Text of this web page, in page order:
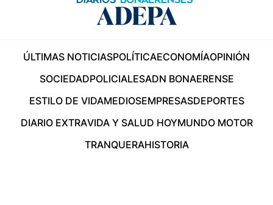
ÚLTIMAS NOTICIASPOLÍTICAECONOMÍAOPINIÓN
SOCIEDADPOLICIALESADN BONAERENSE
ESTILO DE VIDAMEDIOSEMPRESASDEPORTES
DIARIO EXTRAVIDA Y SALUD HOYMUNDO MOTOR
TRANQUERAHISTORIA